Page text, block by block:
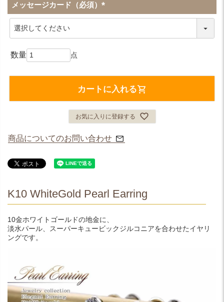
メッセージカード（必須）
(
カートに入れる
お気に入りに登録する
商品についてのお問い合わせ
K10 WhiteGold Pearl Earring
10金ホワイトゴールドの地金に、
淡水パール、スーパーキュービックジルコニアを合わせたイヤリ
ングです。